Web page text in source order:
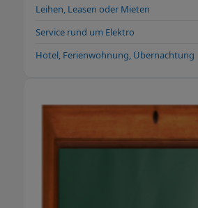
Leihen, Leasen oder Mieten
Service rund um Elektro
Hotel, Ferienwohnung, Übernachtung